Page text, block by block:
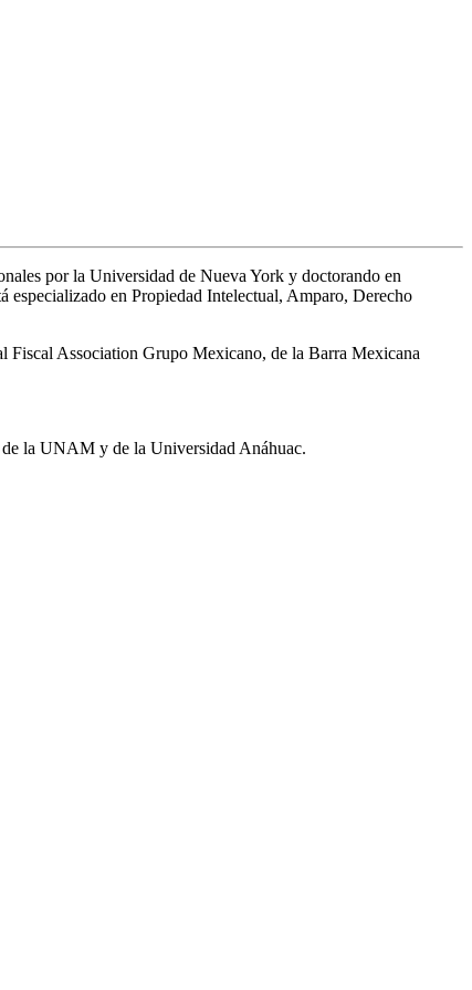
por la Universidad de Nueva York y doctorando en
en Propiedad Intelectual, Amparo, Derecho
Fiscal Association Grupo Mexicano, de la Barra Mexicana
de la UNAM y de la Universidad Anáhuac.